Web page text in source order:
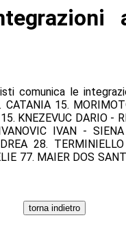
comunica le
15.
KNEZEVUC DARIO -
IVAN -
28.
77. MAIER DOS